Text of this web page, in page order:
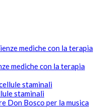
mediche con la terapia
staminali